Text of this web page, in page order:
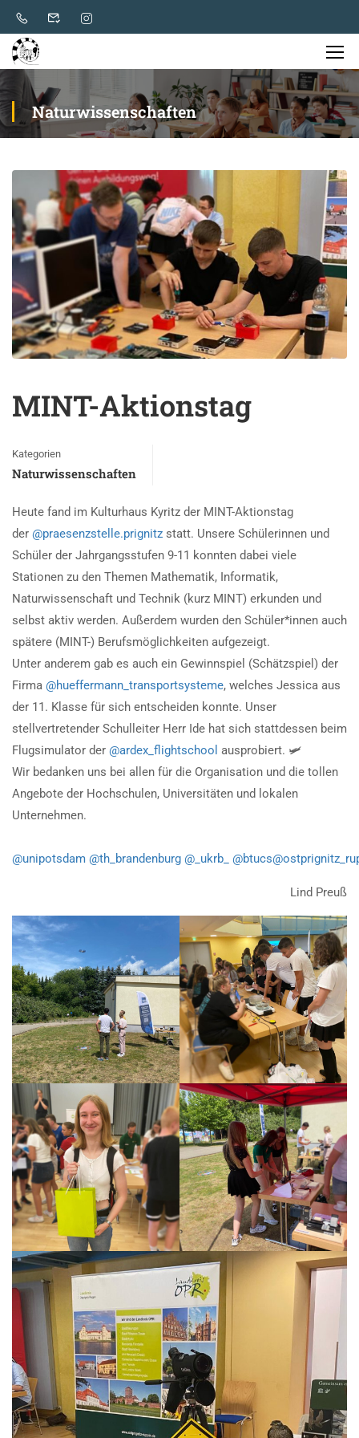
Naturwissenschaften
MINT-Aktionstag
Kategorien
Naturwissenschaften
Heute fand im Kulturhaus Kyritz der MINT-Aktionstag
der @praesenzstelle.prignitz statt. Unsere Schülerinnen und
Schüler der Jahrgangsstufen 9-11 konnten dabei viele
Stationen zu den Themen Mathematik, Informatik,
Naturwissenschaft und Technik (kurz MINT) erkunden und
selbst aktiv werden. Außerdem wurden den Schüler*innen auch
spätere (MINT-) Berufsmöglichkeiten aufgezeigt.
Unter anderem gab es auch ein Gewinnspiel (Schätzspiel) der
Firma @hueffermann_transportsysteme, welches Jessica aus
der 11. Klasse für sich entscheiden konnte. Unser
stellvertretender Schulleiter Herr Ide hat sich stattdessen beim
Flugsimulator der @ardex_flightschool ausprobiert. 🛩️
Wir bedanken uns bei allen für die Organisation und die tollen
Angebote der Hochschulen, Universitäten und lokalen
Unternehmen.
@unipotsdam @th_brandenburg @_ukrb_ @btucs
Lind Preuß